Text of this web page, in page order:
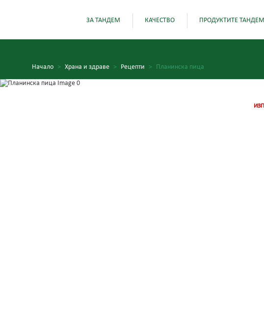
ЗА ТАНДЕМ КАЧЕСТВО ПРОДУКТИТЕ ТАНДЕМ
Начало > Храна и здраве > Рецепти > Планинска пица